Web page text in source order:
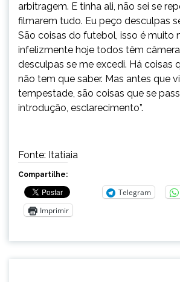
arbitragem. E tinha ali, não sei se
filmarem tudo. Eu peço desculpas
São coisas do futebol, isso é muito
infelizmente hoje todos têm
desculpas se me excedi. Há coisas
não tem que saber. Mas antes que
tempestade, são coisas que se
introdução, esclarecimento”.
Fonte: Itatiaia
Compartilhe:
Telegram
Imprimir